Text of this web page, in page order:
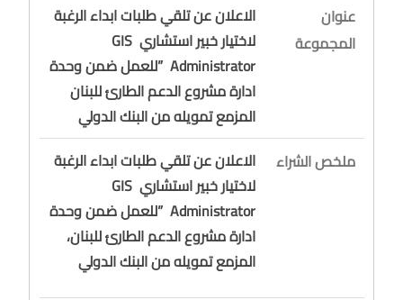
عنوان
المجموعة
الاعلان عن تلقي طلبات ابداء الرغبة
لاختيار خبير استشاري GIS
Administrator ”للعمل ضمن وحدة
ادارة مشروع الدعم الطارئ للبنان
المزمع تمويله من البنك الدولي
ملخص الشراء
الاعلان عن تلقي طلبات ابداء الرغبة
لاختيار خبير استشاري GIS
Administrator ”للعمل ضمن وحدة
ادارة مشروع الدعم الطارئ للبنان،
المزمع تمويله من البنك الدولي